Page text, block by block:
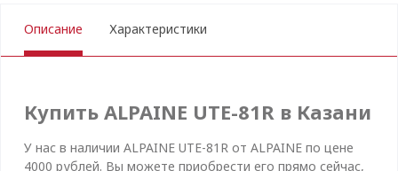
Описание Характеристики
Купить ALPAINE UTE-81R в Казани
У нас в наличии ALPAINE UTE-81R от ALPAINE по цене
4000 рублей. Вы можете приобрести его прямо сейчас,